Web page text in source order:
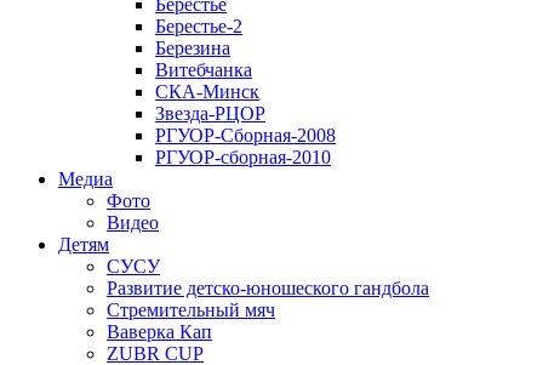
Берестье
Берестье-2
Березина
Витебчанка
СКА-Минск
Звезда-РЦОР
РГУОР-Сборная-2008
РГУОР-сборная-2010
Медиа
Фото
Видео
Детям
СУСУ
Развитие детско-юношеского гандбола
Стремительный мяч
Ваверка Кап
ZUBR CUP